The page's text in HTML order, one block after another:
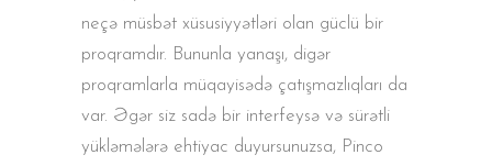
neçə müsbət xüsusiyyətləri olan güclü bir
proqramdır. Bununla yanaşı, digər
proqramlarla müqayisədə çatışmazlıqları da
var. Əgər siz sadə bir interfeysə və sürətli
yükləmələrə ehtiyac duyursunuzsa, Pinco